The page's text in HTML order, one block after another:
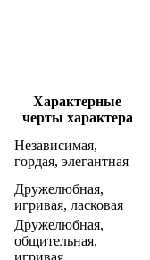
Характерные
черты характера
Независимая,
гордая, элегантная
Дружелюбная,
игривая, ласковая
Дружелюбная,
общительная,
игривая